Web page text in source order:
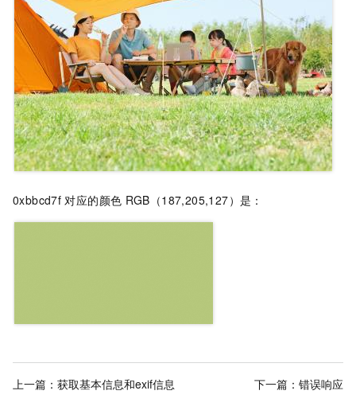
0xbbcd7f 对应的颜色 RGB（187,205,127）是：
上一篇： 获取基本信息和exif信息 下一篇： 错误响应